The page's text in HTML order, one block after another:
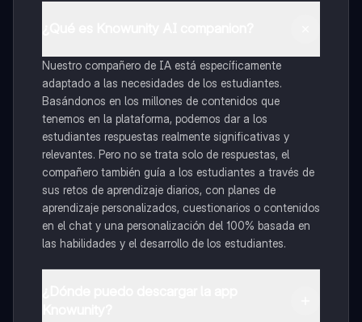
Nuestro compañero de IA está específicamente
adaptado a las necesidades de los estudiantes.
Basándonos en los millones de contenidos que
tenemos en la plataforma, podemos dar a los
estudiantes respuestas realmente significativas y
relevantes. Pero no se trata solo de respuestas, el
compañero también guía a los estudiantes a través de
sus retos de aprendizaje diarios, con planes de
aprendizaje personalizados, cuestionarios o contenidos
en el chat y una personalización del 100% basada en
las habilidades y el desarrollo de los estudiantes.